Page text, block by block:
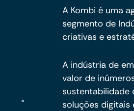
A Kombi é uma
segmento de
criativas e
A indústria de
valor de
sustentabilidade
soluções digitais